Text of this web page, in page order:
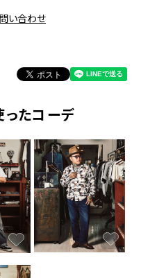
い合わせ
ったコーデ